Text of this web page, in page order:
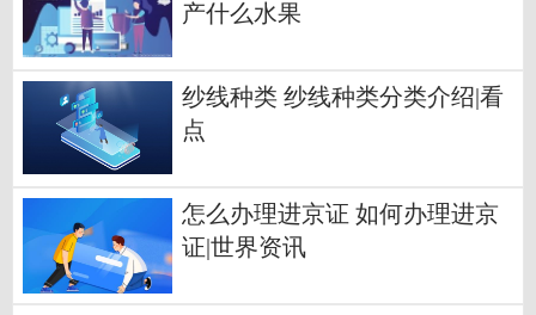
产什么水果
纱线种类 纱线种类分类介绍|看
点
怎么办理进京证 如何办理进京
证|世界资讯